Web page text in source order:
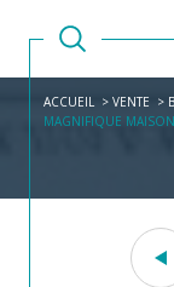
ACCUEIL VENTE
MAGNIFIQUE